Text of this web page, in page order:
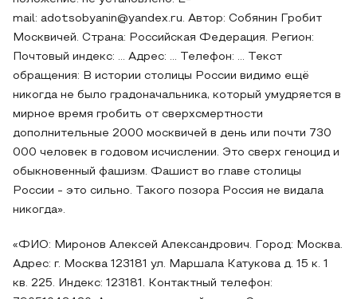
mail: adotsobyanin@yandex.ru. Автор: Собянин Гробит
Москвичей. Страна: Российская Федерация. Регион:
Почтовый индекс: … Адрес: … Телефон: … Текст
обращения: В истории столицы России видимо ещё
никогда не было градоначальника, который умудряется в
мирное время гробить от сверхсмертности
дополнительные 2000 москвичей в день или почти 730
000 человек в годовом исчислении. Это сверх геноцид и
обыкновенный фашизм. Фашист во главе столицы
России - это сильно. Такого позора Россия не видала
никогда».
«ФИО: Миронов Алексей Александрович. Город: Москва.
Адрес: г. Москва 123181 ул. Маршала Катукова д. 15 к. 1
кв. 225. Индекс: 123181. Контактный телефон: